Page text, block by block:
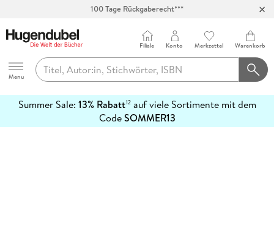
100 Tage Rückgaberecht***
Hugendubel
Menu
Filiale Konto Merkzettel Warenkorb
Summer Sale: 13% Rabatt12auf viele Sortimente mit dem
CodeSOMMER13
erfahren